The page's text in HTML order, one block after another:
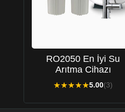
RO2050 En İyi Su
Arıtma Cihazı
★★★★★5.00(3)